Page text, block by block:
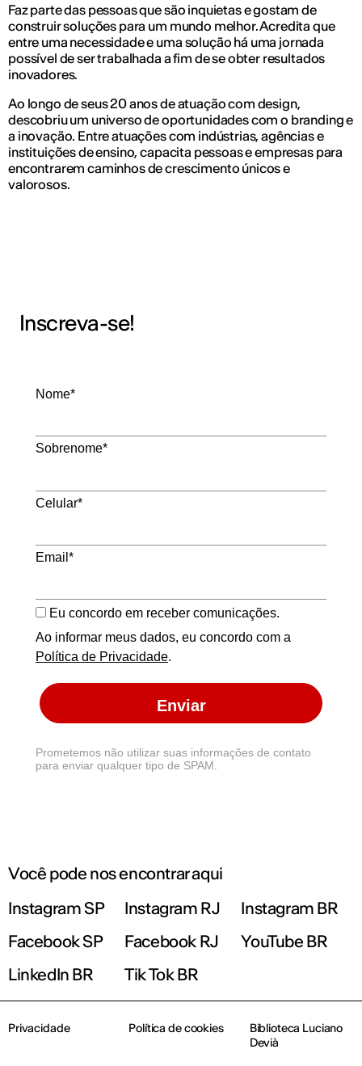
Faz parte das pessoas que são inquietas e gostam de
construir soluções para um mundo melhor. Acredita que
entre uma necessidade e uma solução há uma jornada
possível de ser trabalhada a fim de se obter resultados
inovadores.
Ao longo de seus 20 anos de atuação com design,
descobriu um universo de oportunidades com o branding e
a inovação. Entre atuações com indústrias, agências e
instituições de ensino, capacita pessoas e empresas para
encontrarem caminhos de crescimento únicos e
valorosos.
Inscreva-se!
Nome*
Sobrenome*
Celular*
Email*
Eu concordo em receber comunicações.
Ao informar meus dados, eu concordo com a
Política de Privacidade.
Enviar
Prometemos não utilizar suas informações de contato
para enviar qualquer tipo de SPAM.
Você pode nos encontrar aqui
Instagram SP
Instagram RJ
Instagram BR
Facebook SP
Facebook RJ
YouTube BR
LinkedIn BR
Tik Tok BR
Privacidade Política de cookies
Biblioteca Luciano
Devià